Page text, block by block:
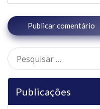
Pesquisar
por:
Publicações